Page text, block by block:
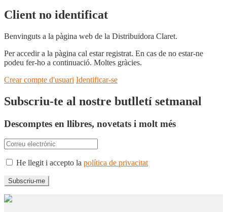
Client no identificat
Benvinguts a la pàgina web de la Distribuïdora Claret.
Per accedir a la pàgina cal estar registrat. En cas de no estar-ne
podeu fer-ho a continuació. Moltes gràcies.
Crear compte d'usuari Identificar-se
Subscriu-te al nostre butlletí setmanal
Descomptes en llibres, novetats i molt més
He llegit i accepto la política de privacitat